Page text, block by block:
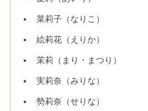
菜莉子（なりこ）
絵莉花（えりか）
茉莉（まり・まつり）
実莉奈（みりな）
勢莉奈（せりな）